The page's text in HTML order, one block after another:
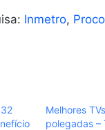
Inmetro,
Melhores
polegadas –